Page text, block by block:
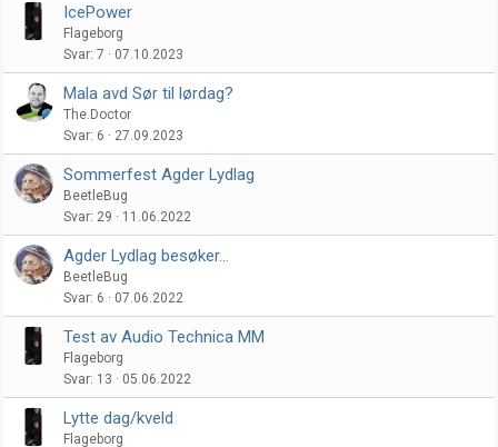
IcePower
Flageborg
Svar 7 07.10.2023
Mala avd Sør til lørdag?
The.Doctor
Svar 6 27.09.2023
Sommerfest Agder Lydlag
BeetleBug
Svar 29 11.06.2022
Agder Lydlag besøker…
BeetleBug
Svar 6 07.06.2022
Test av Audio Technica MM
Flageborg
Svar 13 05.06.2022
Lytte dag/kveld
Flageborg